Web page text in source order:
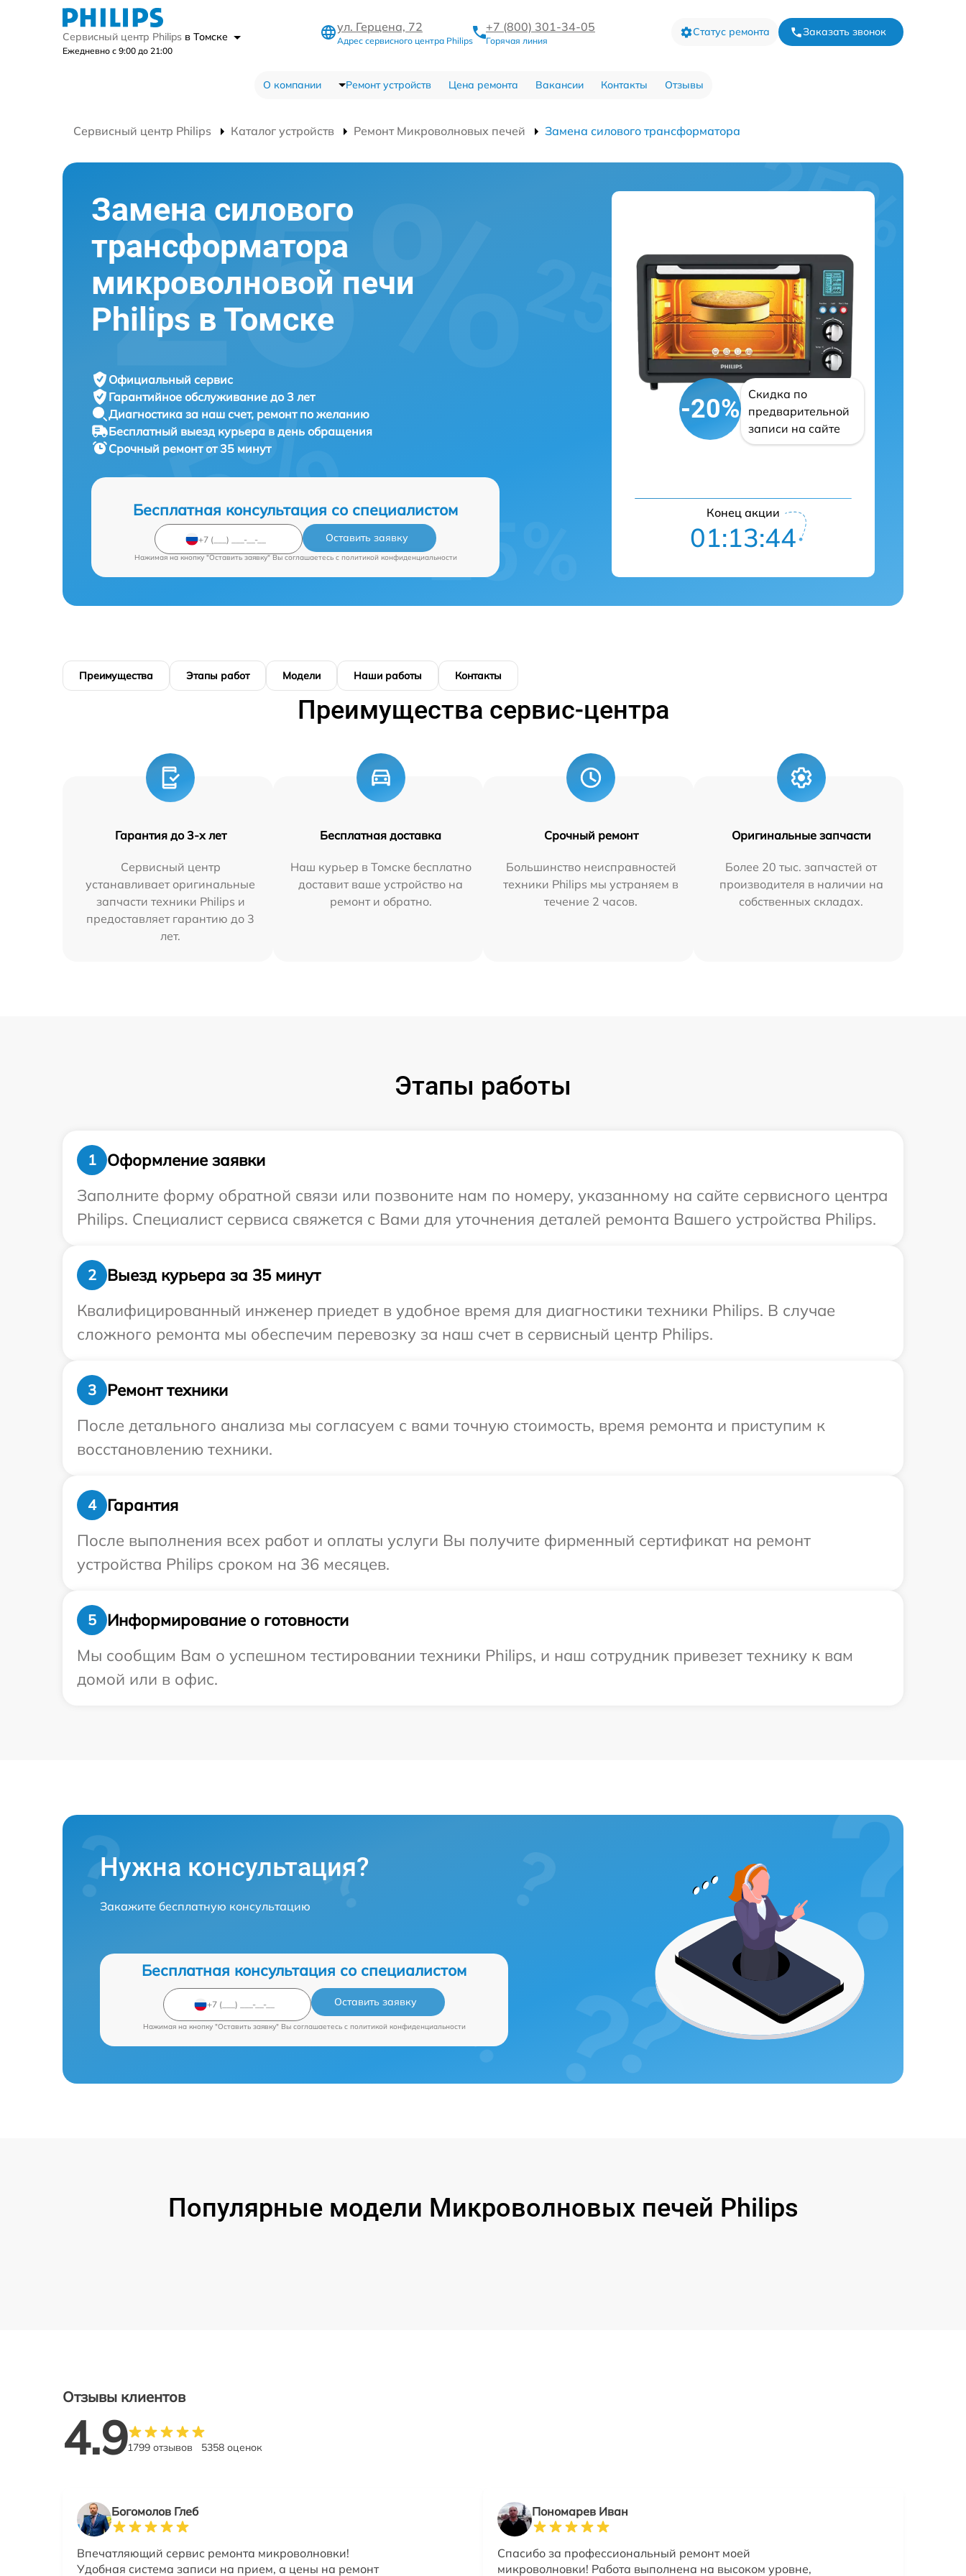
Сервисный центр Philips в Томске
Ежедневно с 9:00 до 21:00
ул. Герцена, 72
Адрес сервисного центра Philips
+7 (800) 301-34-05
Горячая линия
Статус ремонта Заказать звонок
О компании Ремонт устройств Цена ремонта Вакансии Контакты Отзывы
Сервисный центр Philips Каталог устройств Ремонт Микроволновых печей Замена силового трансформатора
Замена силового
трансформатора
микроволновой печи
Philips в Томске
Официальный сервис
Гарантийное обслуживание до 3 лет
Диагностика за наш счет, ремонт по желанию
Бесплатный выезд курьера в день обращения
Срочный ремонтот 35 минут
Бесплатная консультация со специалистом
Оставить заявку
Нажимая на кнопку "Оставить заявку" Вы соглашаетесь c политикой конфиденциальности
-20%
Скидка по
предварительной
записи на сайте
Конец акции
01:13:43
Преимущества Этапы работ Модели Наши работы Контакты
Преимущества сервис-центра
Гарантия до 3-х лет
Сервисный центр
устанавливает оригинальные
запчасти техники Philips и
предоставляет гарантию до 3
лет.
Бесплатная доставка
Наш курьер в Томске бесплатно
доставит ваше устройство на
ремонт и обратно.
Срочный ремонт
Большинство неисправностей
техники Philips мы устраняем в
течение 2 часов.
Оригинальные запчасти
Более 20 тыс. запчастей от
производителя в наличии на
собственных складах.
Этапы работы
1
Оформление заявки
Заполните форму обратной связи или позвоните нам по номеру, указанному на сайте сервисного центра
Philips. Специалист сервиса свяжется с Вами для уточнения деталей ремонта Вашего устройства Philips.
2
Выезд курьера за 35 минут
Квалифицированный инженер приедет в удобное время для диагностики техники Philips. В случае
сложного ремонта мы обеспечим перевозку за наш счет в сервисный центр Philips.
3
Ремонт техники
После детального анализа мы согласуем с вами точную стоимость, время ремонта и приступим к
восстановлению техники.
4
Гарантия
После выполнения всех работ и оплаты услуги Вы получите фирменный сертификат на ремонт
устройства Philips сроком на 36 месяцев.
5
Информирование о готовности
Мы сообщим Вам о успешном тестировании техники Philips, и наш сотрудник привезет технику к вам
домой или в офис.
Нужна консультация?
Закажите бесплатную консультацию
Бесплатная консультация со специалистом
Оставить заявку
Нажимая на кнопку "Оставить заявку" Вы соглашаетесь c политикой конфиденциальности
Популярные модели Микроволновых печей Philips
Отзывы клиентов
4.91799 отзывов 5358 оценок
Богомолов Глеб
Впечатляющий сервис ремонта микроволновки!
Удобная система записи на прием, а цены на ремонт
Пономарев Иван
Спасибо за профессиональный ремонт моей
микроволновки! Работа выполнена на высоком уровне,